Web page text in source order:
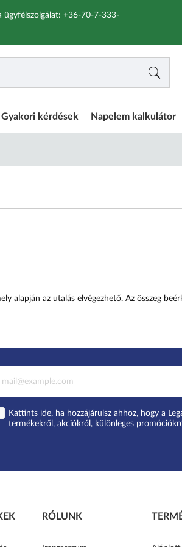
ügyfélszolgálat: +36-70-7-333-
Gyakori kérdések Napelem kalkulátor
alapján az utalás elvégezhető. Az összeg
Kattints ide, ha hozzájárulsz ahhoz, hogy a
termékekről, akciókról, különleges
RÓLUNK